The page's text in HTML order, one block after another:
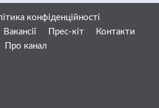
конфіденційності
Вакансії Прес-кіт
Контакти
Про канал